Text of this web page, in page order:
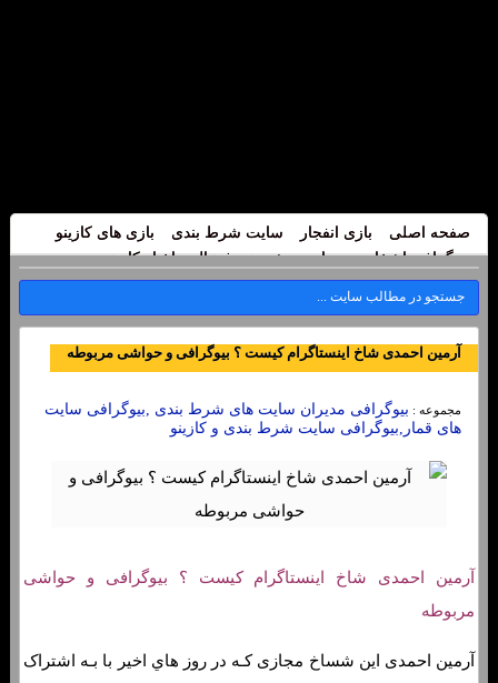
صفحه اصلی بازی انفجار سایت شرط بندی
بازی های کازینو
بیوگرافی اشخاص
سایت پیش بینی فوتبال اخبار کازینو
آرمین احمدی شاخ اینستاگرام کیست ؟ بیوگرافی و حواشی مربوطه
مجموعه : بیوگرافی مدیران سایت های شرط بندی ,بیوگرافی سایت
های قمار,بیوگرافی سایت شرط بندی و کازینو
آرمین احمدی شاخ اینستاگرام کیست ؟ بیوگرافی و حواشی
مربوطه
آرمین احمدی این شساخ مجازی کـه در روز هاي‌ اخیر با بـه اشتراک